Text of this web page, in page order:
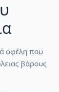
οφέλη που
βάρους